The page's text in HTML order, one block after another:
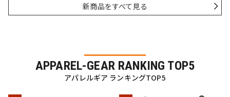
新商品をすべて見る
APPAREL-GEAR RANKING TOP5
アパレルギア ランキングTOP5